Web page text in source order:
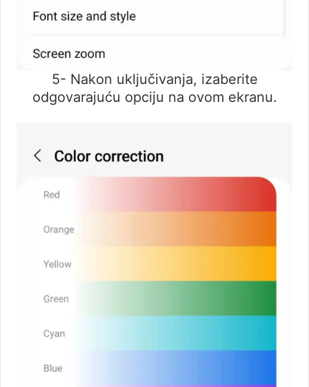
5- Nakon uključivanja, izaberite
odgovarajuću opciju na ovom ekranu.